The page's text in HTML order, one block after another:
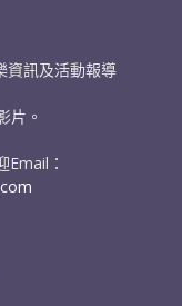
資訊及活動報導
片。
Email：